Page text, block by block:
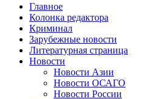
Главное
Колонка редактора
Криминал
Зарубежные новости
Литературная страница
Новости
Новости Азии
Новости ОСАГО
Новости России